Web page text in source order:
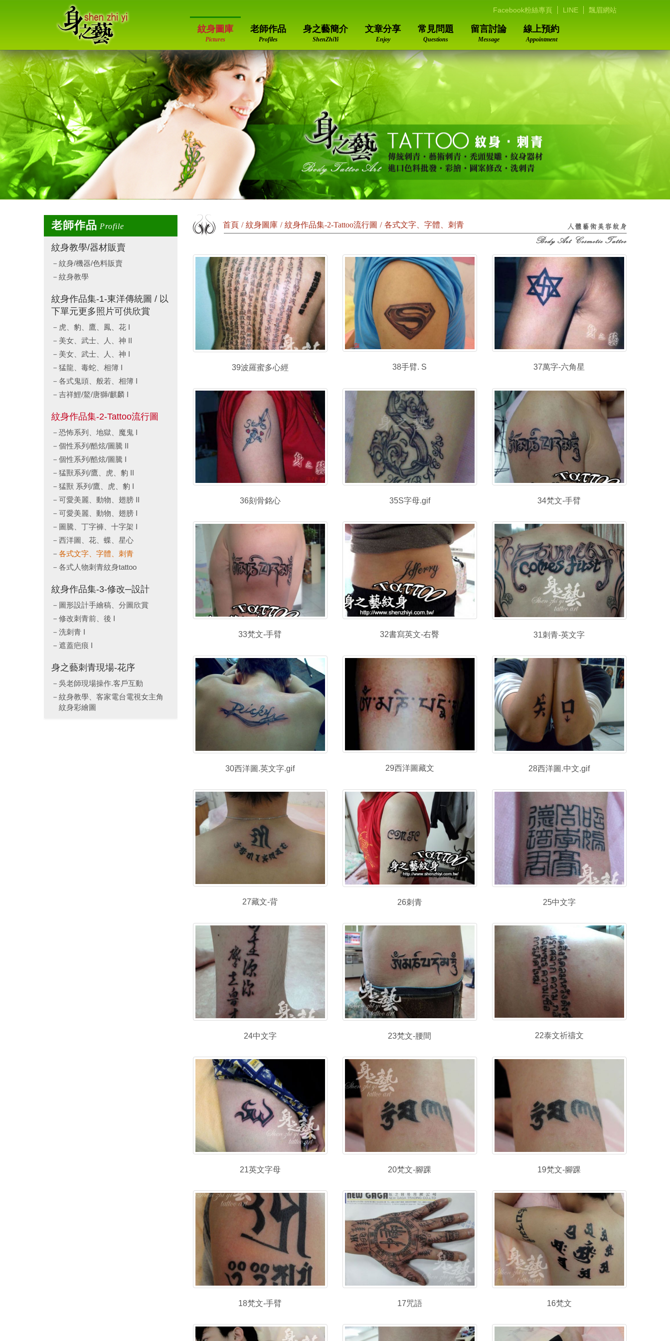
Facebook粉絲專頁 LINE 飄眉網站
紋身圖庫
Pictures
老師作品
Profiles
身之藝簡介
ShenZhiYi
文章分享
Enjoy
常見問題
Questions
留言討論
Message
線上預約
Appointment
老師作品 Profile
紋身教學/器材販賣
紋身/機器/色料販賣
紋身教學
紋身作品集-1-東洋傳統圖 / 以
下單元更多照片可供欣賞
虎、豹、鷹、鳳、花 I
美女、武士、人、神 II
美女、武士、人、神 I
猛龍、毒蛇、相簿 I
各式鬼頭、般若、相簿 I
吉祥鯉/鰲/唐獅/麒麟 I
紋身作品集-2-Tattoo流行圖
恐怖系列、地獄、魔鬼 I
個性系列/酷炫/圖騰 II
個性系列/酷炫/圖騰 I
猛獸系列/鷹、虎、豹 II
猛獸 系列/鷹、虎、豹 I
可愛美麗、動物、翅膀 II
可愛美麗、動物、翅膀 I
圖騰、丁字褲、十字架 I
西洋圖、花、蝶、星心
各式文字、字體、刺青
各式人物刺青紋身tattoo
紋身作品集-3-修改─設計
圖形設計手繪稿、分圖欣賞
修改刺青前、後 I
洗刺青 I
遮蓋疤痕 I
身之藝刺青現場-花序
吳老師現場操作.客戶互動
紋身教學、客家電台電視女主角
紋身彩繪圖
首頁 紋身圖庫 紋身作品集-2-Tattoo流行圖 各式文字、字體、刺青
39波羅蜜多心經 38手臂. S 37萬字-六角星
36刻骨銘心 35S字母.gif 34梵文-手臂
33梵文-手臂 32書寫英文-右臀 31刺青-英文字
30西洋圖.英文字.gif 29西洋圖藏文 28西洋圖.中文.gif
27藏文-背 26刺青 25中文字
24中文字 23梵文-腰間 22泰文祈禱文
21英文字母 20梵文-腳踝 19梵文-腳踝
18梵文-手臂 17咒語 16梵文